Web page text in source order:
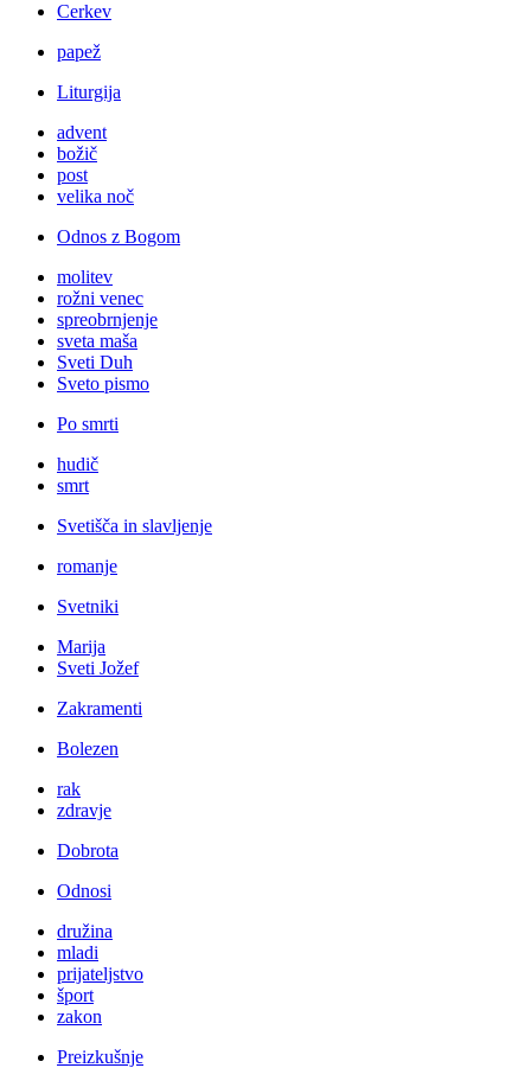
Cerkev
papež
Liturgija
advent
božič
post
velika noč
Odnos z Bogom
molitev
rožni venec
spreobrnjenje
sveta maša
Sveti Duh
Sveto pismo
Po smrti
hudič
smrt
Svetišča in slavljenje
romanje
Svetniki
Marija
Sveti Jožef
Zakramenti
Bolezen
rak
zdravje
Dobrota
Odnosi
družina
mladi
prijateljstvo
šport
zakon
Preizkušnje